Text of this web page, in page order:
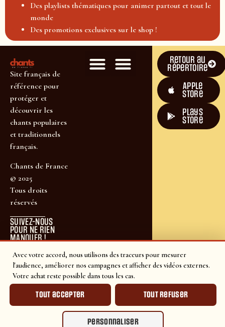
Avec votre accord, nous utilisons des traceurs pour mesurer
l'audience, améliorer nos campagnes et afficher des vidéos externes.
Votre achat reste possible dans tous les cas.
Tout accepter Tout refuser
Personnaliser
Des playlists thématiques pour animer partout et tout le
monde
Des promotions exclusives sur le shop !
Site français de
référence pour
protéger et
découvrir les
chants populaires
et traditionnels
français.
Chants de France
© 2025
Tous droits
réservés
SUIVEZ-NOUS
POUR NE RIEN
MANQUER !
Retour au
répertoire
Apple
Store
plays
store